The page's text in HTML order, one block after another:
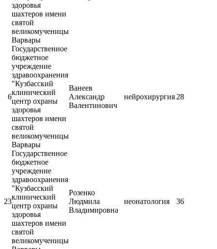
здоровья
шахтеров имени
святой
великомученицы
Варвары
6
Государственное
бюджетное
учреждение
здравоохранения
"Кузбасский
клинический
центр охраны
здоровья
шахтеров имени
святой
великомученицы
Варвары
Ванеев
Александр
Валентинович
нейрохирургия28
23
Государственное
бюджетное
учреждение
здравоохранения
"Кузбасский
клинический
центр охраны
здоровья
шахтеров имени
святой
великомученицы
Розенко
Людмила
Владимировна
неонатология 36